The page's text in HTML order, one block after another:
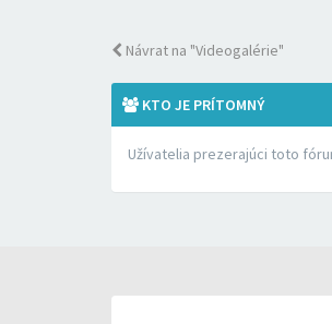
Návrat na "Videogalérie"
KTO JE PRÍTOMNÝ
Užívatelia prezerajúci toto